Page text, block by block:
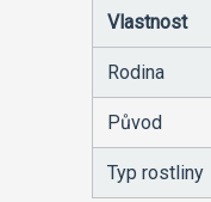
Vlastnost
Rodina
Původ
Typ rostliny